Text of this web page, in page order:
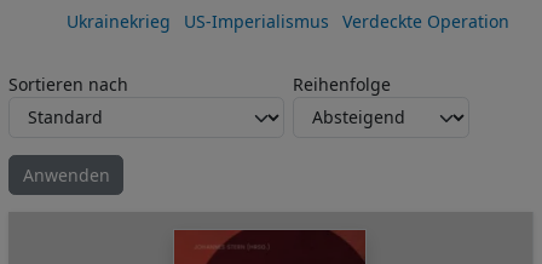
Ukrainekrieg
US-Imperialismus Verdeckte Operation
Sortieren nach Reihenfolge